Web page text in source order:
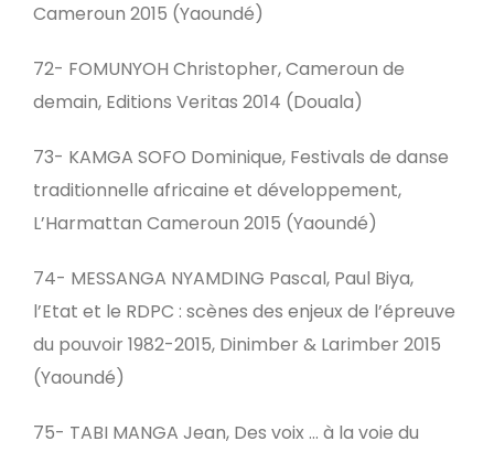
Cameroun 2015 (Yaoundé)
72- FOMUNYOH Christopher, Cameroun de
demain, Editions Veritas 2014 (Douala)
73- KAMGA SOFO Dominique, Festivals de danse
traditionnelle africaine et développement,
L’Harmattan Cameroun 2015 (Yaoundé)
74- MESSANGA NYAMDING Pascal, Paul Biya,
l’Etat et le RDPC : scènes des enjeux de l’épreuve
du pouvoir 1982-2015, Dinimber & Larimber 2015
(Yaoundé)
75- TABI MANGA Jean, Des voix … à la voie du